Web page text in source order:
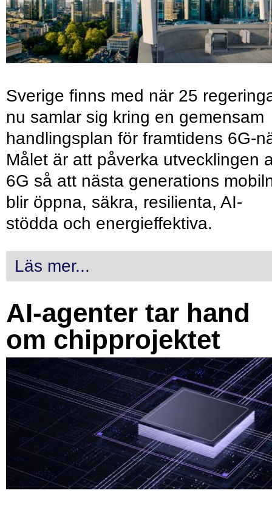
Sverige finns med när 25
nu samlar sig kring en gemensam
handlingsplan för framtidens 6G-
Målet är att påverka utvecklingen
6G så att nästa generations
blir öppna, säkra, resilienta, AI-
stödda och energieffektiva.
Läs mer...
AI-agenter tar hand
om chipprojektet